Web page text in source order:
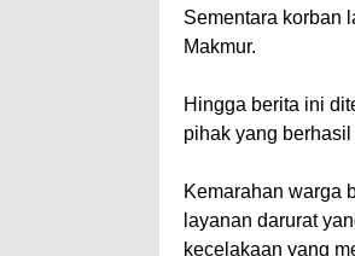
Sementara korban
Makmur.
Hingga berita ini
pihak yang
Kemarahan warga
layanan darurat
kecelakaan yang